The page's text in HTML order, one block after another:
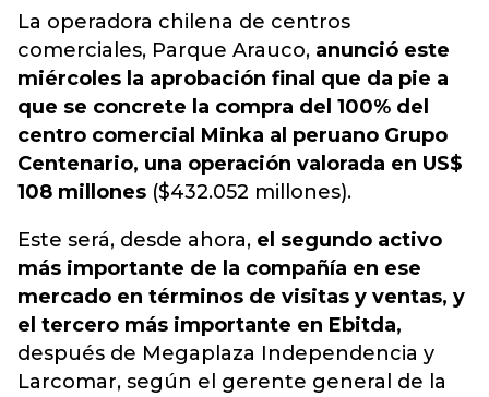
La operadora chilena de centros
comerciales, Parque Arauco, anunció este
miércoles la aprobación final que da pie a
que se concrete la compra del 100% del
centro comercial Minka al peruano Grupo
Centenario, una operación valorada en US$
108 millones ($432.052 millones).
Este será, desde ahora, el segundo activo
más importante de la compañía en ese
mercado en términos de visitas y ventas, y
el tercero más importante en Ebitda,
después de Megaplaza Independencia y
Larcomar, según el gerente general de la